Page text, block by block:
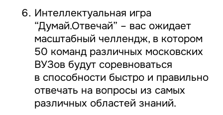
Интеллектуальная игра
“Думай.Отвечай” – вас ожидает
масштабный челлендж, в котором
50 команд различных московских
ВУЗов будут соревноваться
в способности быстро и правильно
отвечать на вопросы из самых
различных областей знаний.